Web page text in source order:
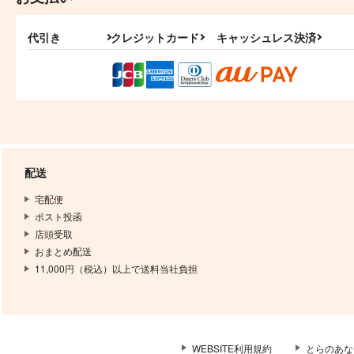
代引き クレジットカード キャッシュレス決済
配送
宅配便
ポスト投函
店頭受取
おまとめ配送
11,000円（税込）以上で送料当社負担
WEBSITE利用規約
とらのあ